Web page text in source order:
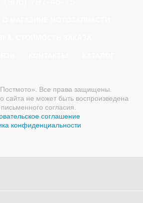
Все права защищены.
сайта не может быть воспроизведена
согласия.
соглашение
конфиденциальности